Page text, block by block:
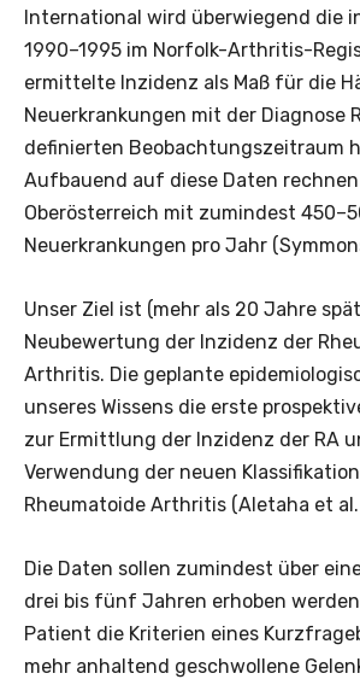
International wird überwiegend die
1990–1995 im Norfolk-Arthritis-
ermittelte Inzidenz als Maß für die
Neuerkrankungen mit der Diagnose
definierten Beobachtungszeitraum
Aufbauend auf diese Daten
Oberösterreich mit zumindest
Neuerkrankungen pro Jahr
Unser Ziel ist (mehr als 20 Jahre
Neubewertung der Inzidenz der
Arthritis. Die geplante
unseres Wissens die erste
zur Ermittlung der Inzidenz der RA
Verwendung der neuen
Rheumatoide Arthritis (Aletaha et al.
Die Daten sollen zumindest über
drei bis fünf Jahren erhoben
Patient die Kriterien eines
mehr anhaltend geschwollene